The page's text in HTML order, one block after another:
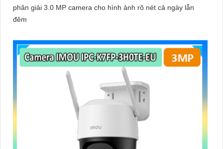
phân giải 3.0 MP camera cho hình ảnh rõ nét cả ngày lẫn
đêm